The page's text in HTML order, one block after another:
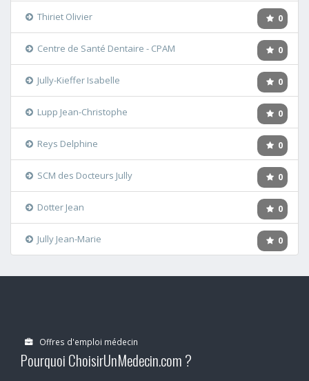
0
Thiriet Olivier
0
Centre de Santé Dentaire - CPAM
0
Jully-Kieffer Isabelle
0
Lupp Jean-Christophe
0
Reys Delphine
0
SCM des Docteurs Jully
0
Dotter Jean
0
Jully Jean-Marie
Offres d'emploi médecin
Pourquoi ChoisirUnMedecin.com ?